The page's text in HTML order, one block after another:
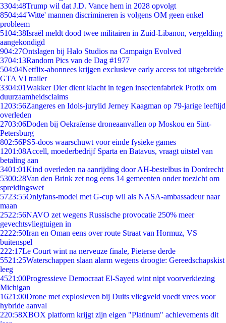
3304:48Trump wil dat J.D. Vance hem in 2028 opvolgt
8504:44'Witte' mannen discrimineren is volgens OM geen enkel
probleem
5104:38Israël meldt dood twee militairen in Zuid-Libanon, vergelding
aangekondigd
904:27Ontslagen bij Halo Studios na Campaign Evolved
3704:13Random Pics van de Dag #1977
504:04Netflix-abonnees krijgen exclusieve early access tot uitgebreide
GTA VI trailer
3304:01Wakker Dier dient klacht in tegen insectenfabriek Protix om
duurzaamheidsclaims
1203:56Zangeres en Idols-jurylid Jerney Kaagman op 79-jarige leeftijd
overleden
2703:06Doden bij Oekraïense droneaanvallen op Moskou en Sint-
Petersburg
802:56PS5-doos waarschuwt voor einde fysieke games
1201:08Accell, moederbedrijf Sparta en Batavus, vraagt uitstel van
betaling aan
3401:01Kind overleden na aanrijding door AH-bestelbus in Dordrecht
5300:28Van den Brink zet nog eens 14 gemeenten onder toezicht om
spreidingswet
5723:55Onlyfans-model met G-cup wil als NASA-ambassadeur naar
maan
2522:56NAVO zet wegens Russische provocatie 250% meer
gevechtsvliegtuigen in
2222:50Iran en Oman eens over route Straat van Hormuz, VS
buitenspel
222:17Le Court wint na nerveuze finale, Pieterse derde
5521:25Waterschappen slaan alarm wegens droogte: Gereedschapskist
leeg
4521:00Progressieve Democraat El-Sayed wint nipt voorverkiezing
Michigan
1621:00Drone met explosieven bij Duits vliegveld voedt vrees voor
hybride aanval
220:58XBOX platform krijgt zijn eigen "Platinum" achievements dit